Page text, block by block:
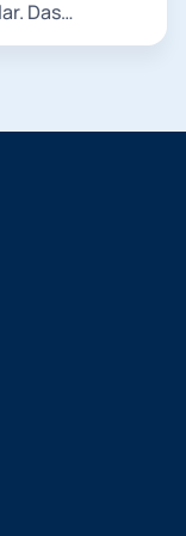
eigenen
Der
Das
sein. Bei
die für die
Ihnen,
frei,